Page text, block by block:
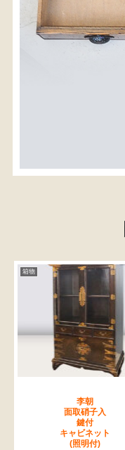
箱物
李朝
面取硝子入
鍵付
キャビネット
(照明付)